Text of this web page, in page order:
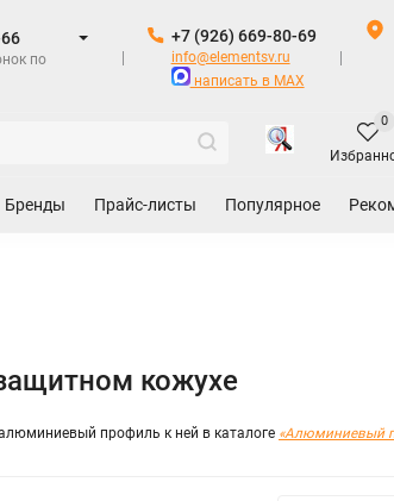
по
+7 (926) 669-80-69
info@elementsv.ru
написать в MAX
0
Бренды Прайс-листы Популярное
кожухе
профиль к ней в каталоге «Алюминиевый